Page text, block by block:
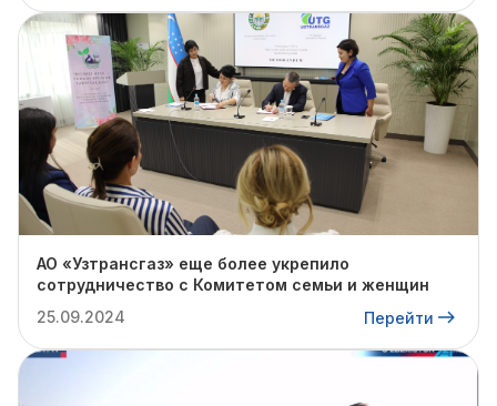
АО «Узтрансгаз» еще более укрепило
сотрудничество с Комитетом семьи и женщин
25.09.2024
Перейти